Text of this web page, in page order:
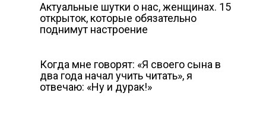
Актуальные шутки о нас, женщинах. 15
открыток, которые обязательно
поднимут настроение
Когда мне говорят: «Я своего сына в
два года начал учить читать», я
отвечаю: «Ну и дурак!»